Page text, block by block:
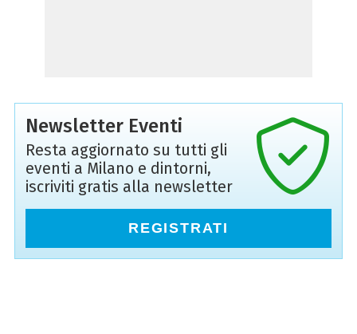
Newsletter Eventi
Resta aggiornato su tutti gli
eventi a Milano e dintorni,
iscriviti gratis alla newsletter
REGISTRATI